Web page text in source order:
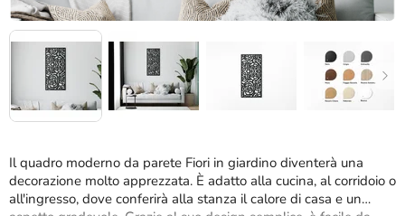
Il quadro moderno da parete Fiori in giardino diventerà una
decorazione molto apprezzata. È adatto alla cucina, al corridoio o
all'ingresso, dove conferirà alla stanza il calore di casa e un